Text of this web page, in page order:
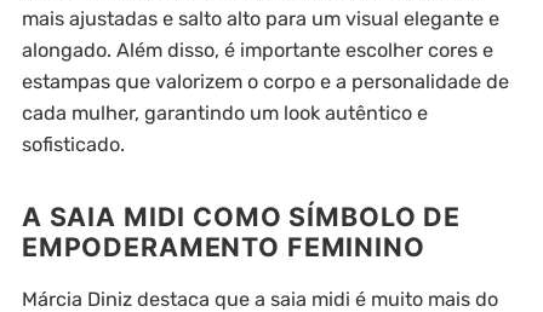
mais ajustadas e salto alto para um visual elegante e
alongado. Além disso, é importante escolher cores e
estampas que valorizem o corpo e a personalidade de
cada mulher, garantindo um look autêntico e
sofisticado.
A SAIA MIDI COMO SÍMBOLO DE
EMPODERAMENTO FEMININO
Márcia Diniz destaca que a saia midi é muito mais do